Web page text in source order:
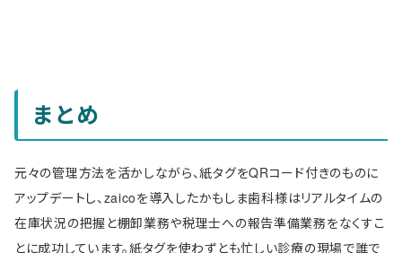
まとめ
元々の管理方法を活かしながら、紙タグをQRコード付きのものに
アップデートし、zaicoを導入したかもしま歯科様はリアルタイムの
在庫状況の把握と棚卸業務や税理士への報告準備業務をなくすこ
とに成功しています。紙タグを使わずとも忙しい診療の現場で誰で